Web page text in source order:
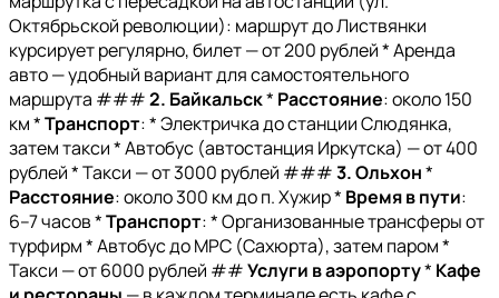
Октябрьской революции): маршрут до Листвянки
курсирует регулярно, билет — от 200 рублей * Аренда
авто — удобный вариант для самостоятельного
маршрута ###2. Байкальск* Расстояние: около 150
км *Транспорт: * Электричка до станции Слюдянка,
затем такси * Автобус (автостанция Иркутска) — от 400
рублей * Такси — от 3000 рублей ###3. Ольхон*
Расстояние: около 300 км до п. Хужир * Время в пути:
6–7 часов *Транспорт: * Организованные трансферы от
турфирм * Автобус до МРС (Сахюрта), затем паром *
Такси — от 6000 рублей ##Услуги в аэропорту* Кафе